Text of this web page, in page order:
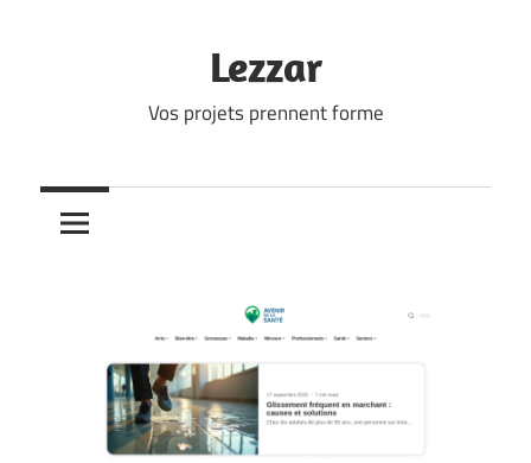
Lezzar
Vos projets prennent forme